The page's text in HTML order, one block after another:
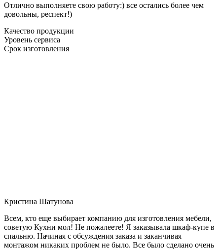
Отлично выполняете свою работу:) все остались более чем
довольны, респект!)
Качество продукции
Уровень сервиса
Срок изготовления
Кристина Шатунова
Всем, кто еще выбирает компанию для изготовления мебели,
советую Кухни мол! Не пожалеете! Я заказывала шкаф-купе в
спальню. Начиная с обсуждения заказа и заканчивая
монтажом никаких проблем не было. Все было сделано очень